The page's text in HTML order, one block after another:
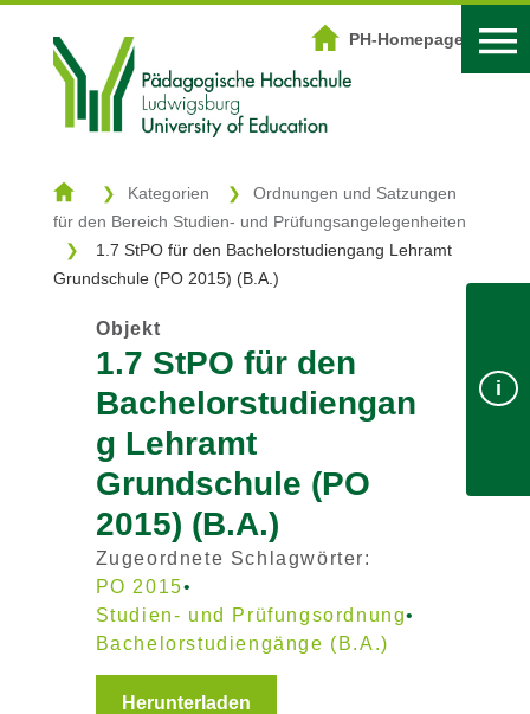
PH-Homepage
DOWNLOADZENTRUM
Kategorien
Schlagwörter
Suche
PH-Homepage
i
Kategorien
Ordnungen und Satzungen
für den Bereich Studien- und Prüfungsangelegenheiten
1.7 StPO für den Bachelorstudiengang Lehramt
Grundschule (PO 2015) (B.A.)
Objekt
1.7 StPO für den
Bachelorstudiengan
g Lehramt
Grundschule (PO
2015) (B.A.)
Zugeordnete Schlagwörter:
PO 2015
Studien- und Prüfungsordnung
Bachelorstudiengänge (B.A.)
Herunterladen